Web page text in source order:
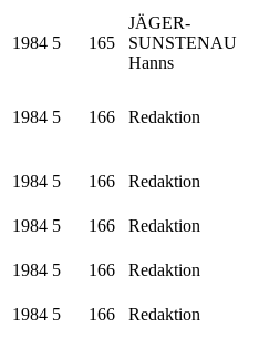
1984 5 165
JÄGER-
SUNSTENAU
Hanns
1984 5 166 Redaktion
1984 5 166 Redaktion
1984 5 166 Redaktion
1984 5 166 Redaktion
1984 5 166 Redaktion